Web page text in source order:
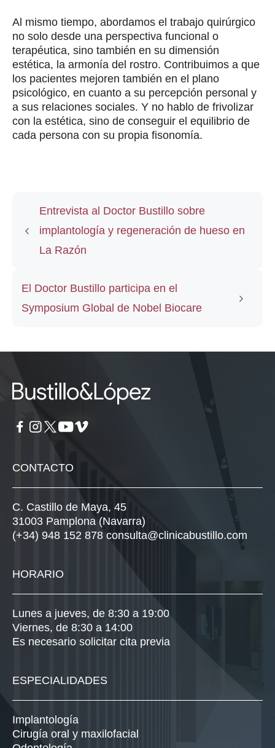
C. Castillo de Maya, 45
(+34) 948 152 878 consulta@clinicabustillo.com
Lunes a jueves, de 8:30 a 19:00
ESPECIALIDADES
Implantología
Cirugía oral y maxilofacial
Ortodoncia
legal
| Política de privacidad